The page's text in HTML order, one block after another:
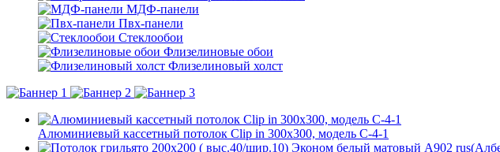
МДФ-панели
Пвх-панели
Стеклообои
Флизелиновые обои
Флизелиновый холст
Алюминиевый кассетный потолок Clip in 300х300, модель C-4-1